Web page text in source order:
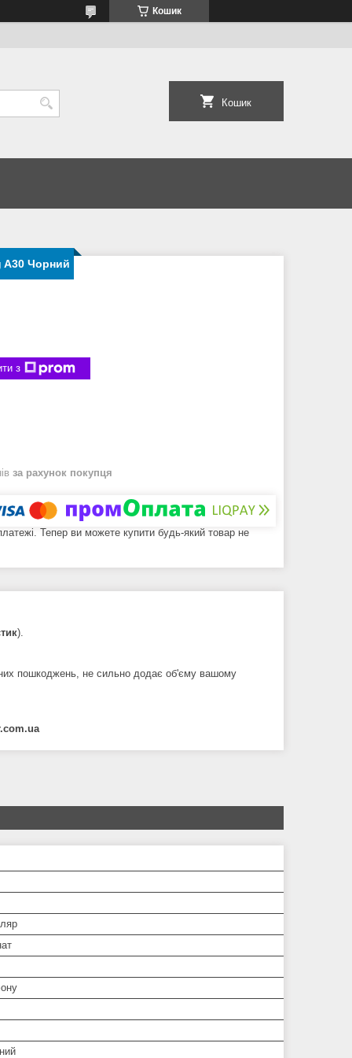
Кошик
Кошик
A30 Чорний
з
за рахунок покупця
Тепер ви можете купити будь-який товар не
).
пошкоджень, не сильно додає об'єму вашому